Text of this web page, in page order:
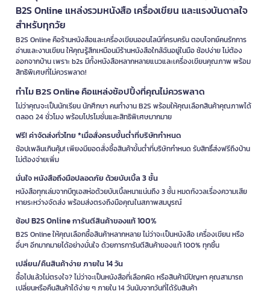
B2S Online แหล่งรวมหนังสือ เครื่องเขียน และแรงบันดาลใจ
สำหรับทุกวัย
B2S Online คือร้านหนังสือและเครื่องเขียนออนไลน์ที่ครบครัน ตอบโจทย์คนรักการ
อ่านและงานเขียน ให้คุณรู้สึกเหมือนมีร้านหนังสือใกล้ฉันอยู่ในมือ ช้อปง่าย ไม่ต้อง
ออกจากบ้าน เพราะ b2s มีทั้งหนังสือหลากหลายแนวและเครื่องเขียนคุณภาพ พร้อม
สิทธิพิเศษที่ไม่ควรพลาด!
ทำไม B2S Online คือแหล่งช้อปปิ้งที่คุณไม่ควรพลาด
ไม่ว่าคุณจะเป็นนักเรียน นักศึกษา คนทำงาน B2S พร้อมให้คุณเลือกสินค้าคุณภาพได้
ตลอด 24 ชั่วโมง พร้อมโปรโมชั่นและสิทธิพิเศษมากมาย
ฟรี! ค่าจัดส่งทั่วไทย *เมื่อสั่งครบขั้นต่ำที่บริษัทกำหนด
ช้อปเพลินเกินคุ้ม! เพียงมียอดสั่งซื้อสินค้าขั้นต่ำที่บริษัทกำหนด รับสิทธิ์ส่งฟรีถึงบ้าน
ไม่ต้องจ่ายเพิ่ม
มั่นใจ หนังสือถึงมือปลอดภัย ด้วยบับเบิ้ล 3 ชั้น
หนังสือทุกเล่มจากบีทูเอสห่อด้วยบับเบิ้ลหนาแน่นถึง 3 ชั้น หมดกังวลเรื่องความเสีย
หายระหว่างจัดส่ง พร้อมส่งตรงถึงมือคุณในสภาพสมบูรณ์
ช้อป B2S Online การันตีสินค้าของแท้ 100%
B2S Online ให้คุณเลือกซื้อสินค้าหลากหลาย ไม่ว่าจะเป็นหนังสือ เครื่องเขียน หรือ
อื่นๆ อีกมากมายได้อย่างมั่นใจ ด้วยการการันตีสินค้าของแท้ 100% ทุกชิ้น
เปลี่ยน/คืนสินค้าง่าย ภายใน 14 วัน
ซื้อไปแล้วไม่ตรงใจ? ไม่ว่าจะเป็นหนังสือที่เลือกผิด หรือสินค้ามีปัญหา คุณสามารถ
เปลี่ยนหรือคืนสินค้าได้ง่าย ๆ ภายใน 14 วันนับจากวันที่ได้รับสินค้า